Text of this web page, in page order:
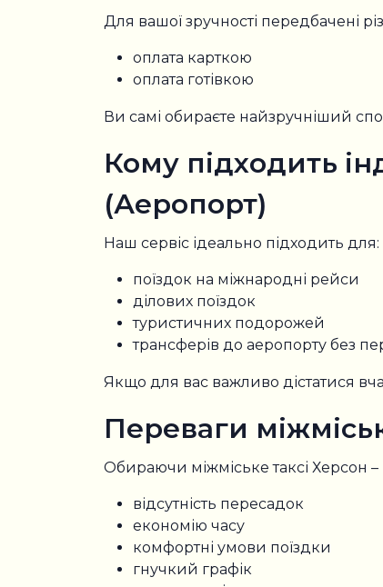
Для вашої зручності передбачені
оплата карткою
оплата готівкою
Ви самі обираєте найзручніший
Кому підходить
(Аеропорт)
Наш сервіс ідеально підходить для:
поїздок на міжнародні рейси
ділових поїздок
туристичних подорожей
трансферів до аеропорту без
Якщо для вас важливо дістатися
Переваги
Обираючи міжміське таксі Херсон
відсутність пересадок
економію часу
комфортні умови поїздки
гнучкий графік